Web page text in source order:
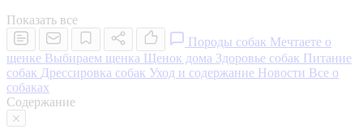
Показать все
Породы собак Мечтаете о
щенке Выбираем щенка Щенок дома Здоровье собак Питание
собак Дрессировка собак Уход и содержание Новости Все о
собаках
Содержание